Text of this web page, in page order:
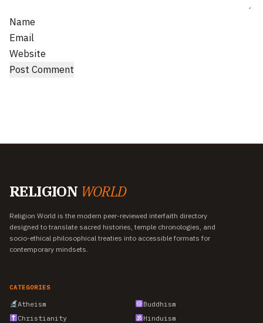
Name
Email
Website
RELIGION WORLD
Religion World is the modern peer-reviewed interfaith directory
designed to translate sacred histories, temple chronologies, and
socio-ethical philosophical treaties into accessible formats for
contemporary mindsets.
CATEGORIES
Atheism
Buddhism
Christianity
Hinduism